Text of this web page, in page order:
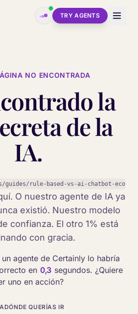
TRY AGENTS
NO ENCONTRADA
la
de la
IA.
guides/rule-based-vs-ai-chatbot-eco
O nuestro agente de IA ya
existió. Nuestro modelo
confianza. El otro 1% está
con gracia.
agente de Certainly lo habría
en 0,3 segundos. ¿Quiere
uno en acción?
QUERÍAS IR